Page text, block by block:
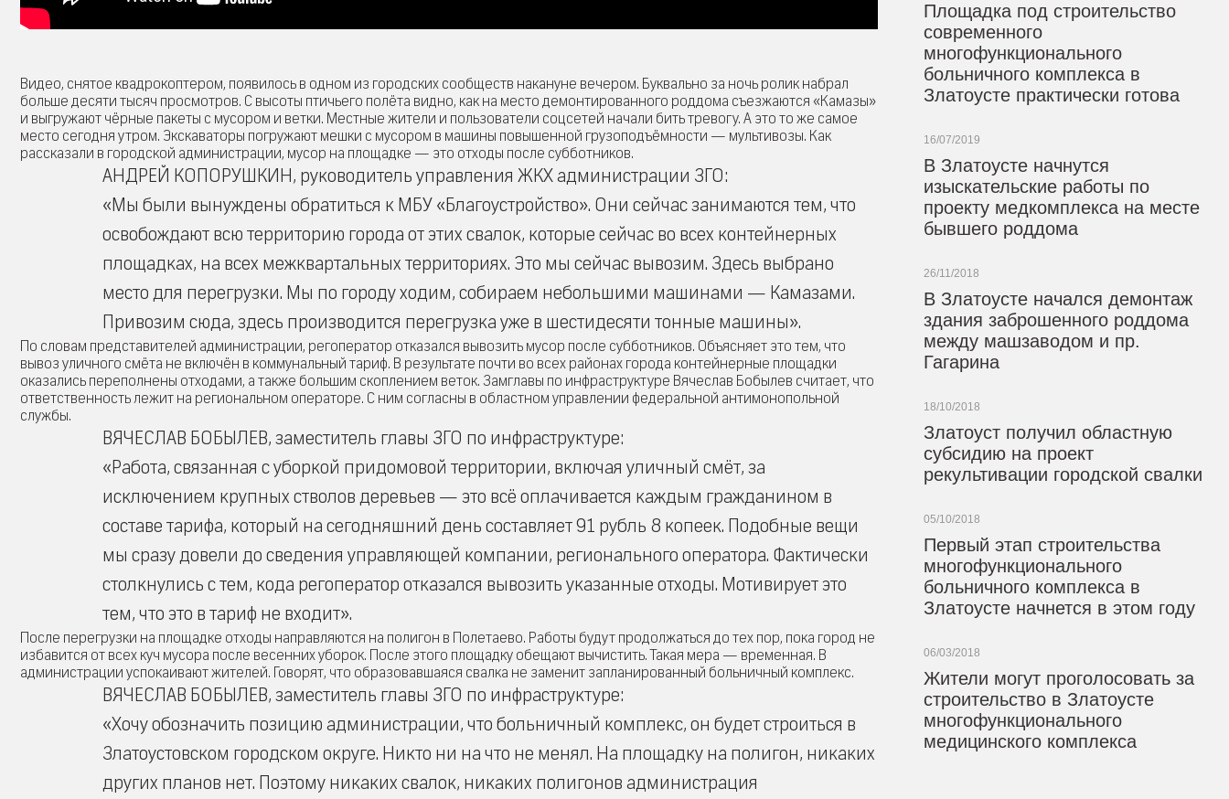
Видео, снятое квадрокоптером, появилось в одном из городских сообществ накануне вечером. Буквально за ночь ролик набрал
больше десяти тысяч просмотров. С высоты птичьего полёта видно, как на место демонтированного роддома съезжаются «Камазы»
и выгружают чёрные пакеты с мусором и ветки. Местные жители и пользователи соцсетей начали бить тревогу. А это то же самое
место сегодня утром. Экскаваторы погружают мешки с мусором в машины повышенной грузоподъёмности — мультивозы. Как
рассказали в городской администрации, мусор на площадке — это отходы после субботников.
АНДРЕЙ КОПОРУШКИН, руководитель управления ЖКХ администрации ЗГО:
«Мы были вынуждены обратиться к МБУ «Благоустройство». Они сейчас занимаются тем, что
освобождают всю территорию города от этих свалок, которые сейчас во всех контейнерных
площадках, на всех межквартальных территориях. Это мы сейчас вывозим. Здесь выбрано
место для перегрузки. Мы по городу ходим, собираем небольшими машинами — Камазами.
Привозим сюда, здесь производится перегрузка уже в шестидесяти тонные машины».
По словам представителей администрации, регоператор отказался вывозить мусор после субботников. Объясняет это тем, что
вывоз уличного смёта не включён в коммунальный тариф. В результате почти во всех районах города контейнерные площадки
оказались переполнены отходами, а также большим скоплением веток. Замглавы по инфраструктуре Вячеслав Бобылев считает, что
ответственность лежит на региональном операторе. С ним согласны в областном управлении федеральной антимонопольной
службы.
ВЯЧЕСЛАВ БОБЫЛЕВ, заместитель главы ЗГО по инфраструктуре:
«Работа, связанная с уборкой придомовой территории, включая уличный смёт, за
исключением крупных стволов деревьев — это всё оплачивается каждым гражданином в
составе тарифа, который на сегодняшний день составляет 91 рубль 8 копеек. Подобные вещи
мы сразу довели до сведения управляющей компании, регионального оператора. Фактически
столкнулись с тем, кода регоператор отказался вывозить указанные отходы. Мотивирует это
тем, что это в тариф не входит».
После перегрузки на площадке отходы направляются на полигон в Полетаево. Работы будут продолжаться до тех пор, пока город не
избавится от всех куч мусора после весенних уборок. После этого площадку обещают вычистить. Такая мера — временная. В
администрации успокаивают жителей. Говорят, что образовавшаяся свалка не заменит запланированный больничный комплекс.
ВЯЧЕСЛАВ БОБЫЛЕВ, заместитель главы ЗГО по инфраструктуре:
«Хочу обозначить позицию администрации, что больничный комплекс, он будет строиться в
Златоустовском городском округе. Никто ни на что не менял. На площадку на полигон, никаких
других планов нет. Поэтому никаких свалок, никаких полигонов администрация
Площадка под строительство
современного
многофункционального
больничного комплекса в
Златоусте практически готова
16/07/2019
В Златоусте начнутся
изыскательские работы по
проекту медкомплекса на месте
бывшего роддома
26/11/2018
В Златоусте начался демонтаж
здания заброшенного роддома
между машзаводом и пр.
Гагарина
18/10/2018
Златоуст получил областную
субсидию на проект
рекультивации городской свалки
05/10/2018
Первый этап строительства
многофункционального
больничного комплекса в
Златоусте начнется в этом году
06/03/2018
Жители могут проголосовать за
строительство в Златоусте
многофункционального
медицинского комплекса